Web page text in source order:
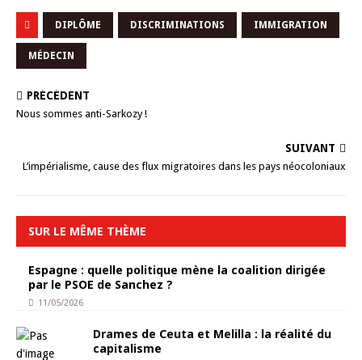
DIPLÔME DISCRIMINATIONS IMMIGRATION
MÉDECIN
PRÉCÉDENT
Nous sommes anti-Sarkozy !
SUIVANT
L’impérialisme, cause des flux migratoires dans les pays néocoloniaux
SUR LE MÊME THÈME
Espagne : quelle politique mène la coalition dirigée
par le PSOE de Sanchez ?
11/05/2026
Drames de Ceuta et Melilla : la réalité du
capitalisme